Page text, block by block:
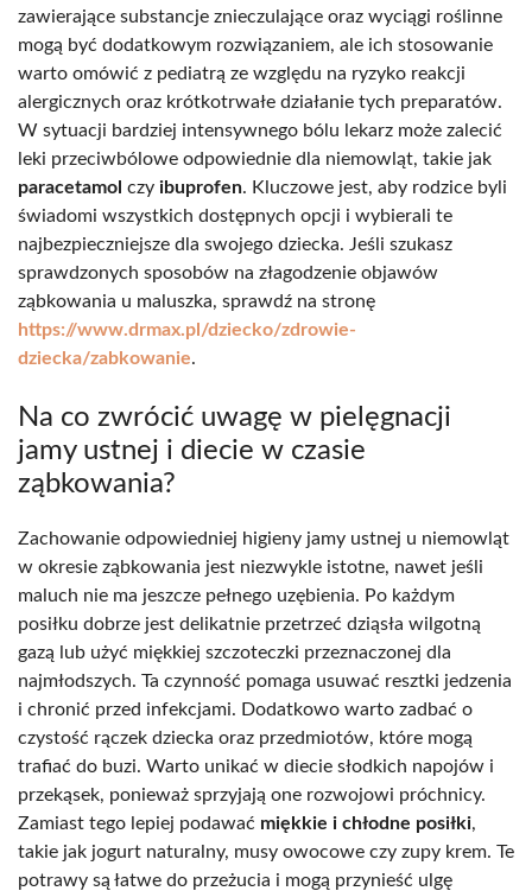
zawierające substancje znieczulające oraz wyciągi roślinne
mogą być dodatkowym rozwiązaniem, ale ich stosowanie
warto omówić z pediatrą ze względu na ryzyko reakcji
alergicznych oraz krótkotrwałe działanie tych preparatów.
W sytuacji bardziej intensywnego bólu lekarz może zalecić
leki przeciwbólowe odpowiednie dla niemowląt, takie jak
paracetamol czy ibuprofen. Kluczowe jest, aby rodzice byli
świadomi wszystkich dostępnych opcji i wybierali te
najbezpieczniejsze dla swojego dziecka. Jeśli szukasz
sprawdzonych sposobów na złagodzenie objawów
ząbkowania u maluszka, sprawdź na stronę
https://www.drmax.pl/dziecko/zdrowie-
dziecka/zabkowanie.
Na co zwrócić uwagę w pielęgnacji
jamy ustnej i diecie w czasie
ząbkowania?
Zachowanie odpowiedniej higieny jamy ustnej u niemowląt
w okresie ząbkowania jest niezwykle istotne, nawet jeśli
maluch nie ma jeszcze pełnego uzębienia. Po każdym
posiłku dobrze jest delikatnie przetrzeć dziąsła wilgotną
gazą lub użyć miękkiej szczoteczki przeznaczonej dla
najmłodszych. Ta czynność pomaga usuwać resztki jedzenia
i chronić przed infekcjami. Dodatkowo warto zadbać o
czystość rączek dziecka oraz przedmiotów, które mogą
trafiać do buzi. Warto unikać w diecie słodkich napojów i
przekąsek, ponieważ sprzyjają one rozwojowi próchnicy.
Zamiast tego lepiej podawać miękkie i chłodne posiłki,
takie jak jogurt naturalny, musy owocowe czy zupy krem. Te
potrawy są łatwe do przeżucia i mogą przynieść ulgę